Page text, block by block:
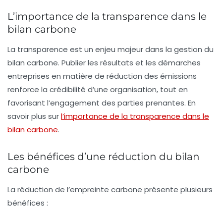
L’importance de la transparence dans le
bilan carbone
La transparence est un enjeu majeur dans la gestion du
bilan carbone. Publier les résultats et les démarches
entreprises en matière de réduction des émissions
renforce la crédibilité d’une organisation, tout en
favorisant l’engagement des parties prenantes. En
savoir plus surl’importance de la transparence dans le
bilan carbone.
Les bénéfices d’une réduction du bilan
carbone
La réduction de l’empreinte carbone présente plusieurs
bénéfices :